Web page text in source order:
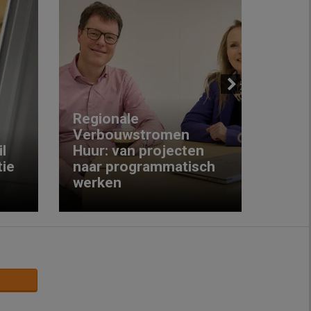
Regionale
Verbouwstromen
Huur: van projecten
naar programmatisch
werken
Next